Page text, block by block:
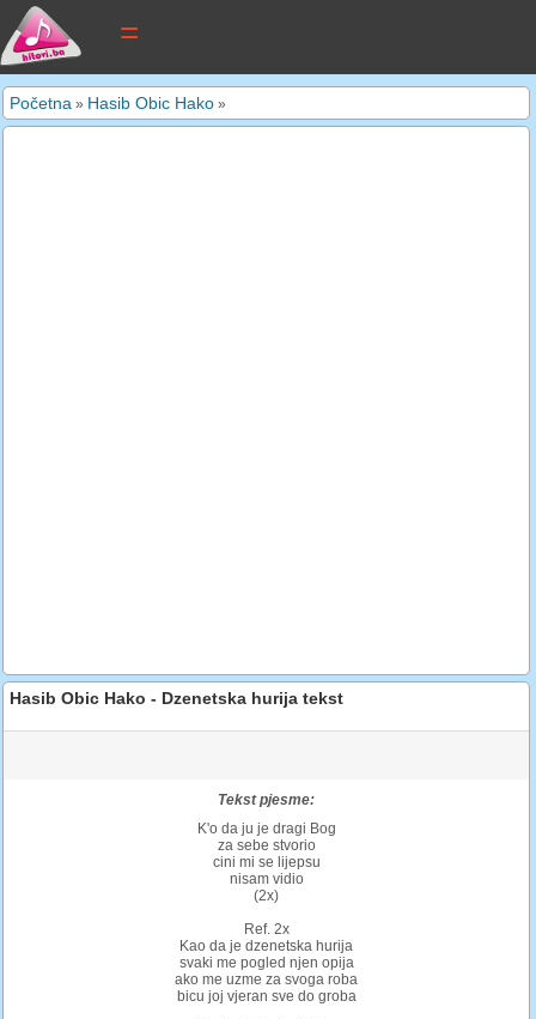
tekstovi pjesama
Početna » Hasib Obic Hako »
Hasib Obic Hako - Dzenetska hurija tekst
Tekst pjesme:
K'o da ju je dragi Bog
za sebe stvorio
cini mi se lijepsu
nisam vidio
(2x)
Ref. 2x
Kao da je dzenetska hurija
svaki me pogled njen opija
ako me uzme za svoga roba
bicu joj vjeran sve do groba